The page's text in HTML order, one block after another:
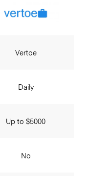
Vertoe
Daily
Up to $5000
No